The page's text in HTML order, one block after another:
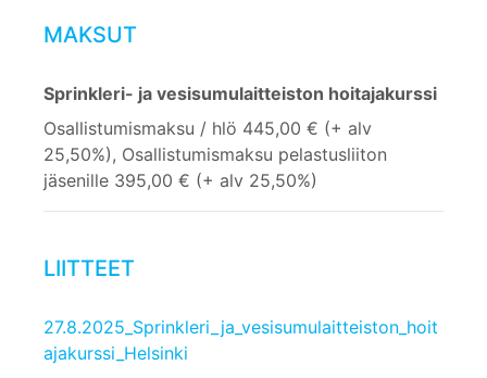
MAKSUT
Sprinkleri- ja vesisumulaitteiston hoitajakurssi
Osallistumismaksu / hlö 445,00 € (+ alv
25,50%), Osallistumismaksu pelastusliiton
jäsenille 395,00 € (+ alv 25,50%)
LIITTEET
27.8.2025_Sprinkleri_ja_vesisumulaitteiston_hoit
ajakurssi_Helsinki